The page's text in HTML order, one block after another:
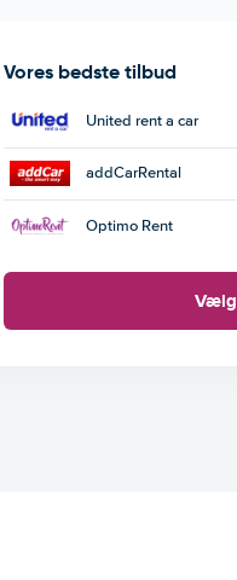
Vores bedste tilbud
United rent a car
addCarRental
Optimo Rent
Vælg